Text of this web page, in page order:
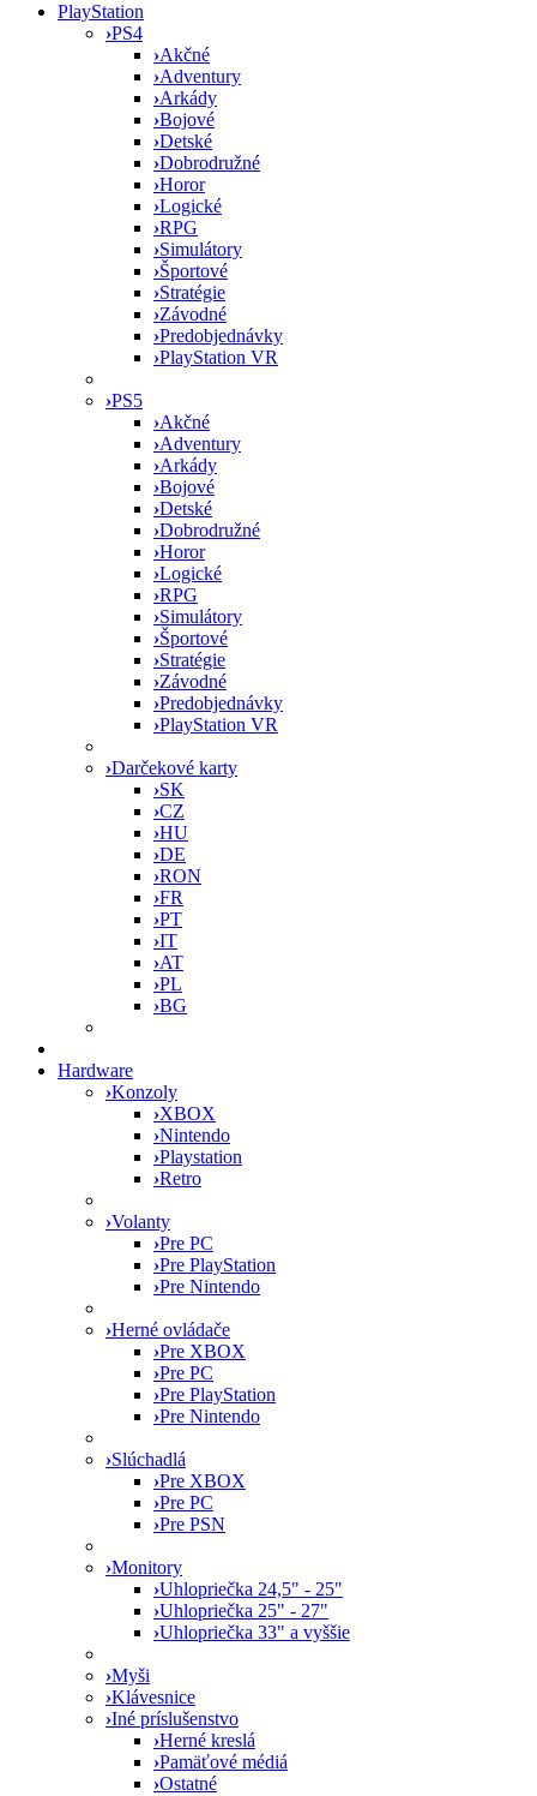
PlayStation
›PS4
›Akčné
›Adventury
›Arkády
›Bojové
›Detské
›Dobrodružné
›Horor
›Logické
›RPG
›Simulátory
›Športové
›Stratégie
›Závodné
›Predobjednávky
›PlayStation VR
›PS5
›Akčné
›Adventury
›Arkády
›Bojové
›Detské
›Dobrodružné
›Horor
›Logické
›RPG
›Simulátory
›Športové
›Stratégie
›Závodné
›Predobjednávky
›PlayStation VR
›Darčekové karty
›SK
›CZ
›HU
›DE
›RON
›FR
›PT
›IT
›AT
›PL
›BG
Hardware
›Konzoly
›XBOX
›Nintendo
›Playstation
›Retro
›Volanty
›Pre PC
›Pre PlayStation
›Pre Nintendo
›Herné ovládače
›Pre XBOX
›Pre PC
›Pre PlayStation
›Pre Nintendo
›Slúchadlá
›Pre XBOX
›Pre PC
›Pre PSN
›Monitory
›Uhlopriečka 24,5" - 25"
›Uhlopriečka 25" - 27"
›Uhlopriečka 33" a vyššie
›Myši
›Klávesnice
›Iné príslušenstvo
›Herné kreslá
›Pamäťové médiá
›Ostatné